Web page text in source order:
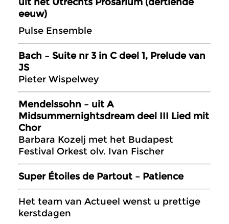
eeuw)
Pulse Ensemble
Bach – Suite nr 3 in C deel 1, Prelude van
JS
Pieter Wispelwey
Mendelssohn – uit A
Midsummernightsdream deel III Lied mit
Chor
Barbara Kozelj met het Budapest
Festival Orkest olv. Ivan Fischer
Super Étoiles de Partout – Patience
Het team van Actueel wenst u prettige
kerstdagen